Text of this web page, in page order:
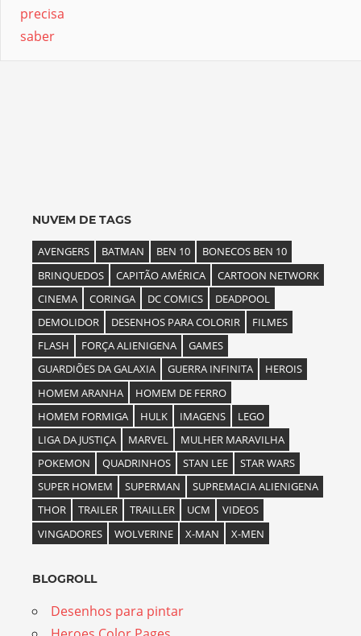
NUVEM DE TAGS
AVENGERS BATMAN BEN 10
BONECOS BEN 10
BRINQUEDOS
CAPITÃO AMÉRICA
CARTOON NETWORK
CINEMA
CORINGA DC COMICS
DEADPOOL
DEMOLIDOR
DESENHOS PARA COLORIR
FILMES
FLASH
FORÇA ALIENIGENA
GAMES
GUARDIÕES DA GALAXIA
GUERRA INFINITA
HEROIS
HOMEM ARANHA
HOMEM DE FERRO
HOMEM FORMIGA
HULK IMAGENS
LEGO
LIGA DA JUSTIÇA
MARVEL
MULHER MARAVILHA
POKEMON
QUADRINHOS STAN LEE
STAR WARS
SUPER HOMEM
SUPERMAN
SUPREMACIA ALIENIGENA
THOR
TRAILER TRAILLER UCM
VIDEOS
VINGADORES
WOLVERINE X-MAN X-MEN
BLOGROLL
Desenhos para pintar